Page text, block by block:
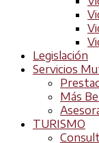
Legislación
Servicios
Más
TURISMO